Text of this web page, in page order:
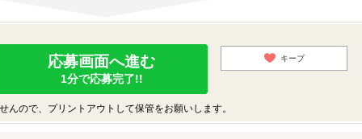
応募画面へ進む
1分で応募完了!!
キープ
ので、プリントアウトして保管をお願いします。